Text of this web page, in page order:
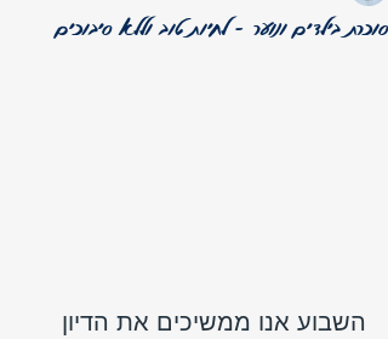
סוכרת בילדים ונוער - לחיות טוב וללא סיבוכים
השבוע אנו ממשיכים את הדיון